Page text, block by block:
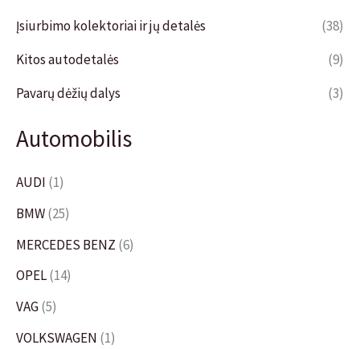
Įsiurbimo kolektoriai ir jų detalės
(38)
Kitos autodetalės
(9)
Pavarų dėžių dalys
(3)
Automobilis
AUDI (1)
BMW(25)
MERCEDES BENZ (6)
OPEL(14)
VAG(5)
VOLKSWAGEN (1)